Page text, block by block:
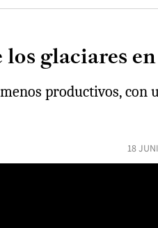
glaciares
productivos, con
18